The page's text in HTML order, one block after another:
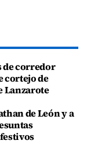
de corredor
cortejo de
Lanzarote
de León y a